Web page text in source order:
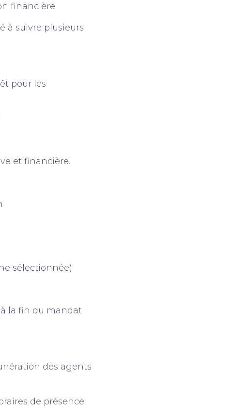
financière
à suivre plusieurs
pour les
et financière.
sélectionnée)
la fin du mandat
des agents
de présence.